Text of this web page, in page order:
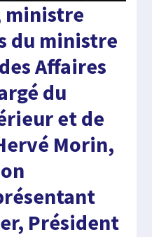
ministre
du ministre
Affaires
du
et de
Morin,
Président